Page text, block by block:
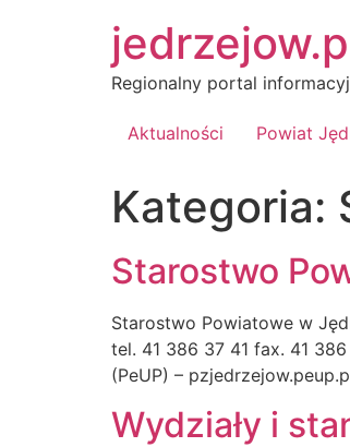
Regionalny portal
Aktualności Powiat
Kategoria:
Starostwo
Starostwo Powiatowe w
tel. 41 386 37 41 fax. 41
(PeUP) –
Wydziały i